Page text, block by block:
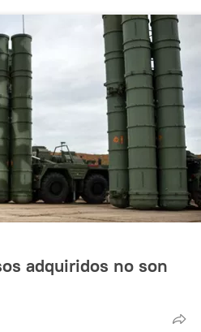
adquiridos no son